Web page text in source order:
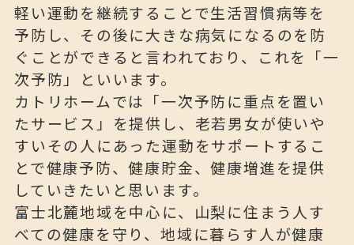
軽い運動を継続することで生活習慣病等を
予防し、その後に大きな病気になるのを防
ぐことができると言われており、これを「一
次予防」といいます。
カトリホームでは「一次予防に重点を置い
たサービス」を提供し、老若男女が使いや
すいその人にあった運動をサポートするこ
とで健康予防、健康貯金、健康増進を提供
していきたいと思います。
富士北麓地域を中心に、山梨に住まう人す
べての健康を守り、地域に暮らす人が健康